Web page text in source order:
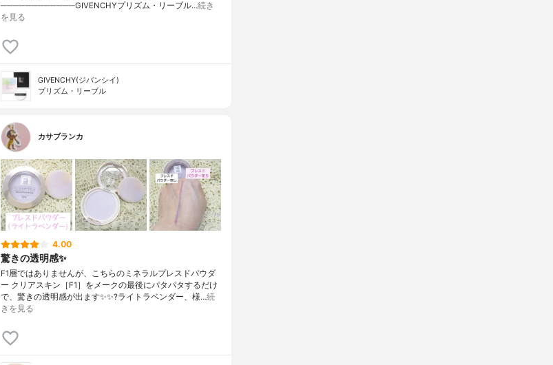
────────────GIVENCHYプリズム・リーブル…続き
を見る
GIVENCHY(ジバンシイ)
プリズム・リーブル
カサブランカ
4.00
驚きの透明感✨
F1層ではありませんが、こちらのミネラルプレスドパウダ
ー クリアスキン［F1］をメークの最後にパタパタするだけ
で、驚きの透明感が出ます✨✨?ライトラベンダー、様…続
きを見る